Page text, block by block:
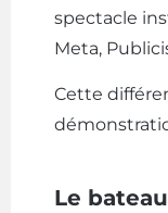
spectacle
Meta,
Cette
Le